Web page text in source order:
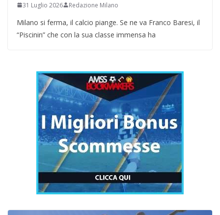
31 Luglio 2026 Redazione Milano
Milano si ferma, il calcio piange. Se ne va Franco Baresi, il
“Piscinin” che con la sua classe immensa ha